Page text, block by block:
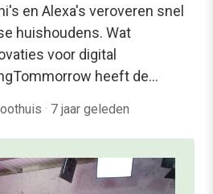
en Alexa's veroveren snel
huishoudens. Wat
voor digital
heeft de…
· 7 jaar geleden